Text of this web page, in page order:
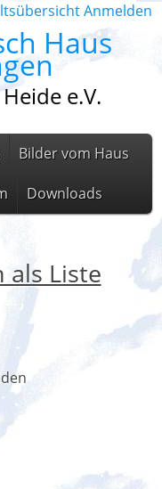
Anmelden
Haus
e.V.
Bilder vom Haus
Downloads
als Liste